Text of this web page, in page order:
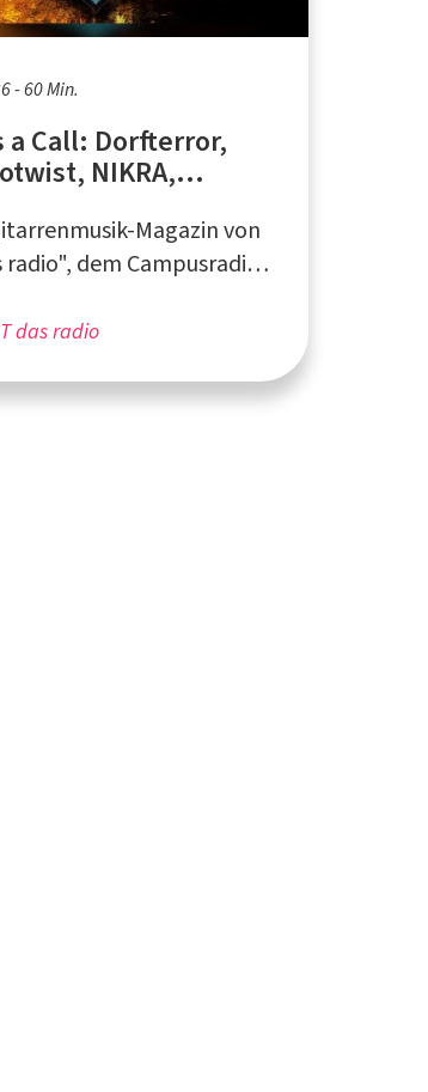
- 60 Min.
a Call: Dorfterror,
NIKRA,
Magazin von
radio", dem Campusradio
das radio